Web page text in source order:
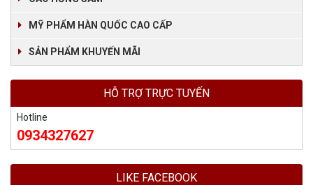
MỸ PHẨM HÀN QUỐC CAO CẤP
SẢN PHẨM KHUYẾN MÃI
HỖ TRỢ TRỰC TUYẾN
Hotline
0934327627
LIKE FACEBOOK